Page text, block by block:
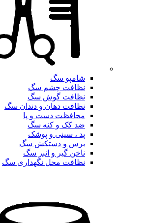
شامپو سگ
نظافت چشم سگ
نظافت گوش سگ
نظافت دهان و دندان سگ
محافظت دست و پا
ضد کک و کنه سگ
پد ، سینی و پوشک
برس و دستکش سگ
ناخن گیر و انبر سگ
نظافت محل نگهداری سگ